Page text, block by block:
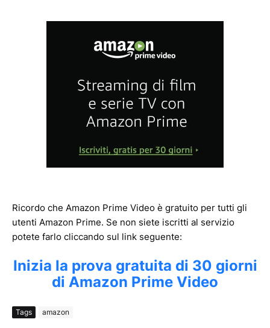
Ricordo che Amazon Prime Video è gratuito per tutti gli
utenti Amazon Prime. Se non siete iscritti al servizio
potete farlo cliccando sul link seguente:
Inizia la prova gratuita di 30 giorni
di Amazon Prime Video
Tags amazon